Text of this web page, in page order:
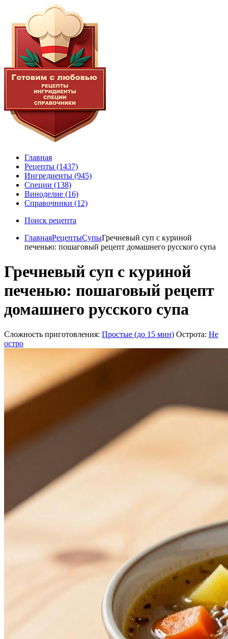
Главная
Рецепты (1437)
Ингредиенты (945)
Специи (138)
Виноделие (16)
Справочники (12)
Поиск рецепта
ГлавнаяРецептыСупыГречневый суп с куриной
печенью: пошаговый рецепт домашнего русского супа
Гречневый суп с куриной
печенью: пошаговый рецепт
домашнего русского супа
Сложность приготовления: Простые (до 15 мин) Острота: Не
остро